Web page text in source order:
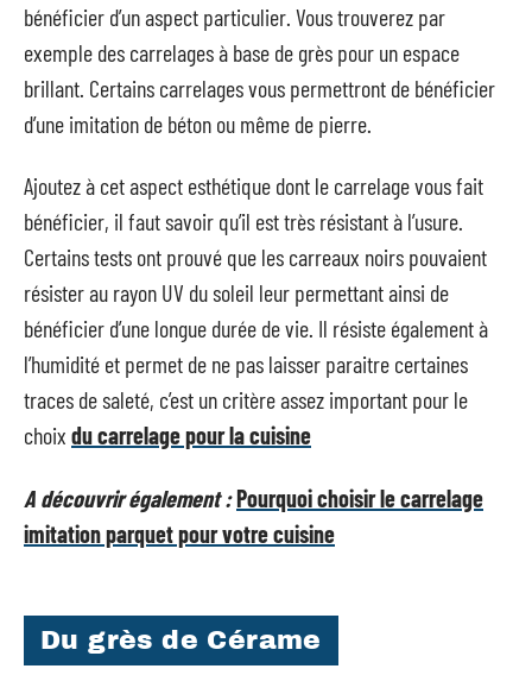
bénéficier d’un aspect particulier. Vous trouverez par
exemple des carrelages à base de grès pour un espace
brillant. Certains carrelages vous permettront de bénéficier
d’une imitation de béton ou même de pierre.
Ajoutez à cet aspect esthétique dont le carrelage vous fait
bénéficier, il faut savoir qu’il est très résistant à l’usure.
Certains tests ont prouvé que les carreaux noirs pouvaient
résister au rayon UV du soleil leur permettant ainsi de
bénéficier d’une longue durée de vie. Il résiste également à
l’humidité et permet de ne pas laisser paraitre certaines
traces de saleté, c’est un critère assez important pour le
choix du carrelage pour la cuisine
A découvrir également :Pourquoi choisir le carrelage
imitation parquet pour votre cuisine
Du grès de Cérame